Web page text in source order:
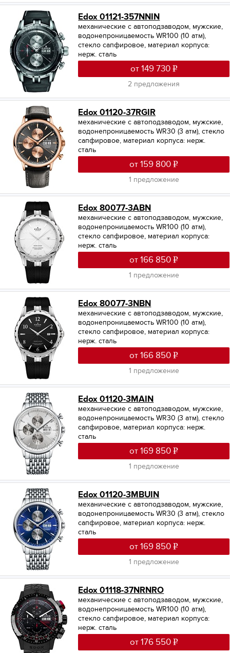
Edox 01121-357NNIN
механические с автоподзаводом, мужские,
водонепроницаемость WR100 (10 атм),
стекло сапфировое, материал корпуса:
нерж. сталь
от 149 730
2 предложения
Edox 01120-37RGIR
механические с автоподзаводом, мужские,
водонепроницаемость WR30 (3 атм), стекло
сапфировое, материал корпуса: нерж.
сталь
от 159 800
1 предложение
Edox 80077-3ABN
механические с автоподзаводом, мужские,
водонепроницаемость WR100 (10 атм),
стекло сапфировое, материал корпуса:
нерж. сталь
от 166 850
1 предложение
Edox 80077-3NBN
механические с автоподзаводом, мужские,
водонепроницаемость WR100 (10 атм),
стекло сапфировое, материал корпуса:
нерж. сталь
от 166 850
1 предложение
Edox 01120-3MAIN
механические с автоподзаводом, мужские,
водонепроницаемость WR30 (3 атм), стекло
сапфировое, материал корпуса: нерж.
сталь
от 169 850
1 предложение
Edox 01120-3MBUIN
механические с автоподзаводом, мужские,
водонепроницаемость WR30 (3 атм), стекло
сапфировое, материал корпуса: нерж.
сталь
от 169 850
1 предложение
Edox 01118-37NRNRO
механические с автоподзаводом, мужские,
водонепроницаемость WR100 (10 атм),
стекло сапфировое, материал корпуса:
нерж. сталь
от 176 550